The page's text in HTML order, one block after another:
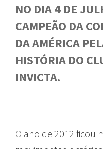
NO DIA 4 DE
CAMPEÃO DA
DA AMÉRICA
HISTÓRIA DO
INVICTA.
O ano de 2012 ficou